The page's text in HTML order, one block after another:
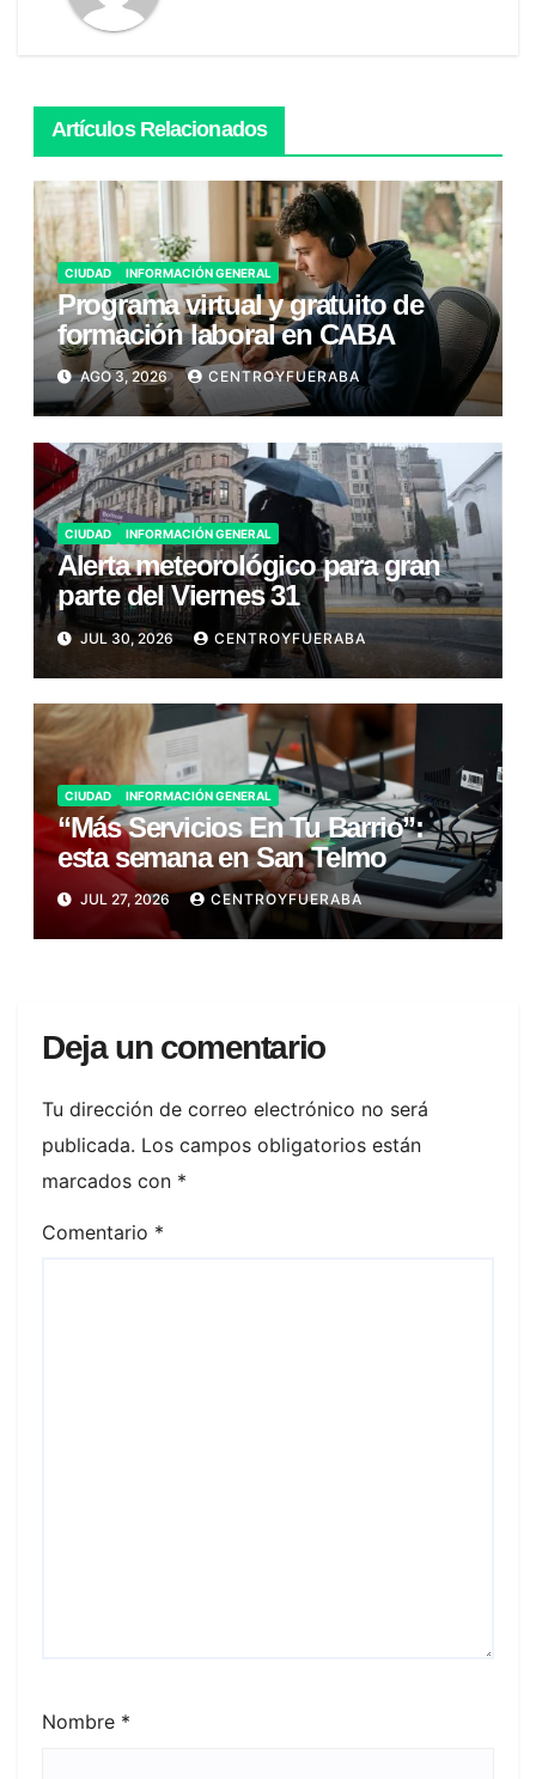
Artículos Relacionados
CIUDAD INFORMACIÓN GENERAL
Programa virtual y gratuito de
formación laboral en CABA
AGO 3, 2026 CENTROYFUERABA
CIUDAD INFORMACIÓN GENERAL
Alerta meteorológico para gran
parte del Viernes 31
JUL 30, 2026 CENTROYFUERABA
CIUDAD INFORMACIÓN GENERAL
“Más Servicios En Tu Barrio”:
esta semana en San Telmo
JUL 27, 2026 CENTROYFUERABA
Deja un comentario
Tu dirección de correo electrónico no será
publicada. Los campos obligatorios están
marcados con *
Comentario *
Nombre *